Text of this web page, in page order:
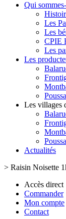
Qui
Les
Les
CPIE
Les
Les
Les villages
Actualités
> Raisin Noisette
Accès direct
Commander
Mon compte
Contact